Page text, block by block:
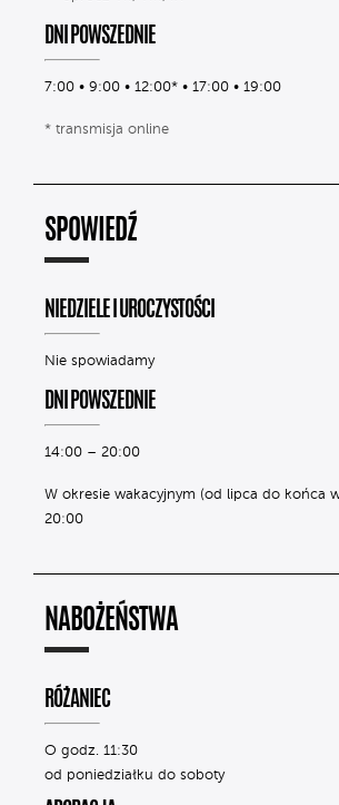
DNI POWSZEDNIE
7:00 • 9:00 • 12:00* • 17:00 • 19:00
* transmisja online
SPOWIEDŹ
NIEDZIELE I UROCZYSTOŚCI
Nie spowiadamy
DNI POWSZEDNIE
14:00 – 20:00
W okresie wakacyjnym (od lipca do końca
20:00
NABOŻEŃSTWA
RÓŻANIEC
O godz. 11:30
od poniedziałku do soboty